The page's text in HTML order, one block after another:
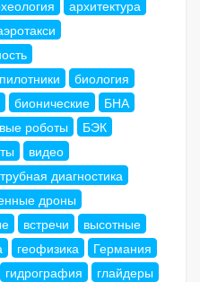
архитектура
биология
бионические
БНА
роботы
БЭК
видео
диагностика
дроны
встречи
высотные
геофизика
Германия
гидрография
глайдеры